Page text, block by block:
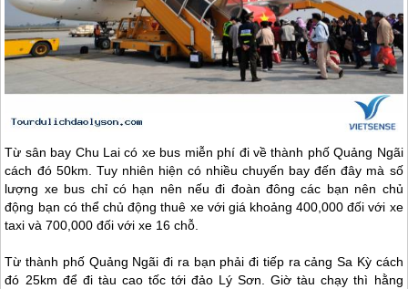
Từ sân bay Chu Lai có xe bus miễn phí đi về thành phố Quảng Ngãi
cách đó 50km. Tuy nhiên hiện có nhiều chuyến bay đến đây mà số
lượng xe bus chỉ có hạn nên nếu đi đoàn đông các bạn nên chủ
động bạn có thể chủ động thuê xe với giá khoảng 400,000 đối với xe
taxi và 700,000 đối với xe 16 chỗ.
Từ thành phố Quảng Ngãi đi ra bạn phải đi tiếp ra cảng Sa Kỳ cách
đó 25km để đi tàu cao tốc tớiđảo Lý Sơn . Giờ tàu chạy thì hằng